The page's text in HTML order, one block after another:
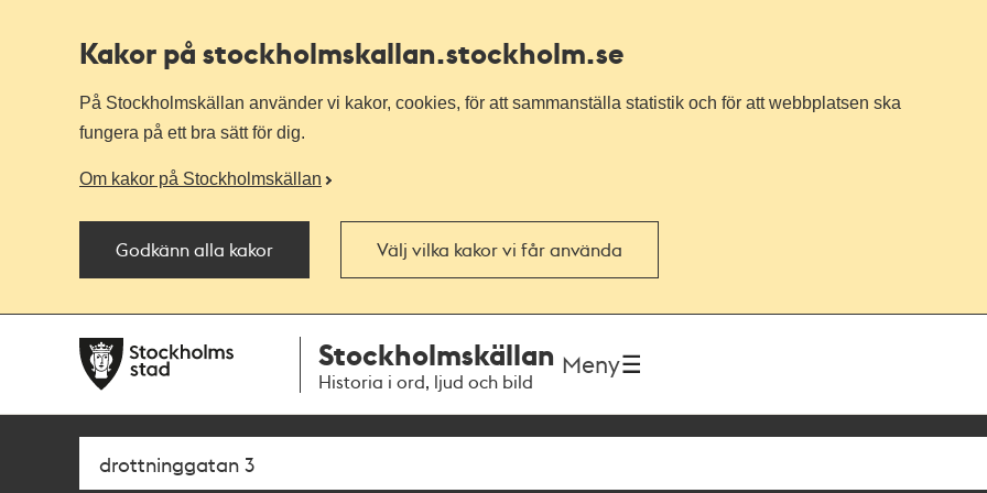
Kakor på stockholmskallan.stockholm.se
På Stockholmskällan använder vi kakor, cookies, för att sammanställa statistik och för att webbplatsen ska
fungera på ett bra sätt för dig.
Om kakor på Stockholmskällan
Godkänn alla kakor Välj vilka kakor vi får använda
navigationen
huvudinnehållet
Stockholmskällan
Historia i ord, ljud och bild
Meny
Sök